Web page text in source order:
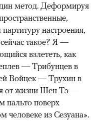
метод. Деформируя
настроения,
сейчас такое? Я —
взлететь, как
— Трибунцев в
Войцек — Трухин в
от жизни Шен Тэ —
пальто поверх
человеке из Сезуана».